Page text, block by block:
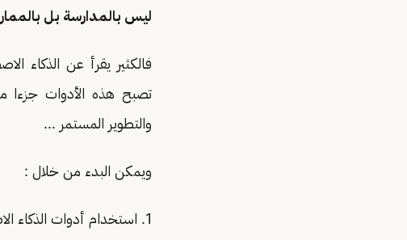
ليس بالمدارسة بل
فالكثير يقرأ عن الذكاء
تصبح هذه الأدوات جزءا
والتطوير المستمر …
ويمكن البدء من خلال :
1. استخدام أدوات الذكاء الاصطناعي في كتابة التقارير والمقالات.